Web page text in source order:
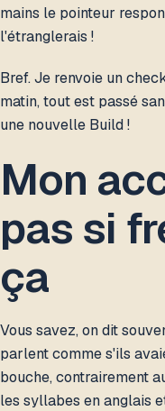
mains le pointeur
l'étranglerais !
Bref. Je renvoie un
matin, tout est passé
une nouvelle Build !
Mon
pas si
ça
Vous savez, on dit
parlent comme s'ils
bouche, contrairement
les syllabes en anglais